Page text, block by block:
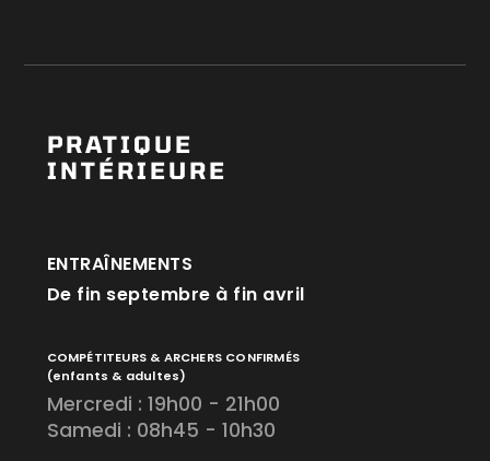
PRATIQUE
INTÉRIEURE
ENTRAÎNEMENTS
De fin septembre à fin avril
COMPÉTITEURS & ARCHERS CONFIRMÉS
(enfants & adultes)
Mercredi : 19h00 - 21h00
Samedi : 08h45 - 10h30